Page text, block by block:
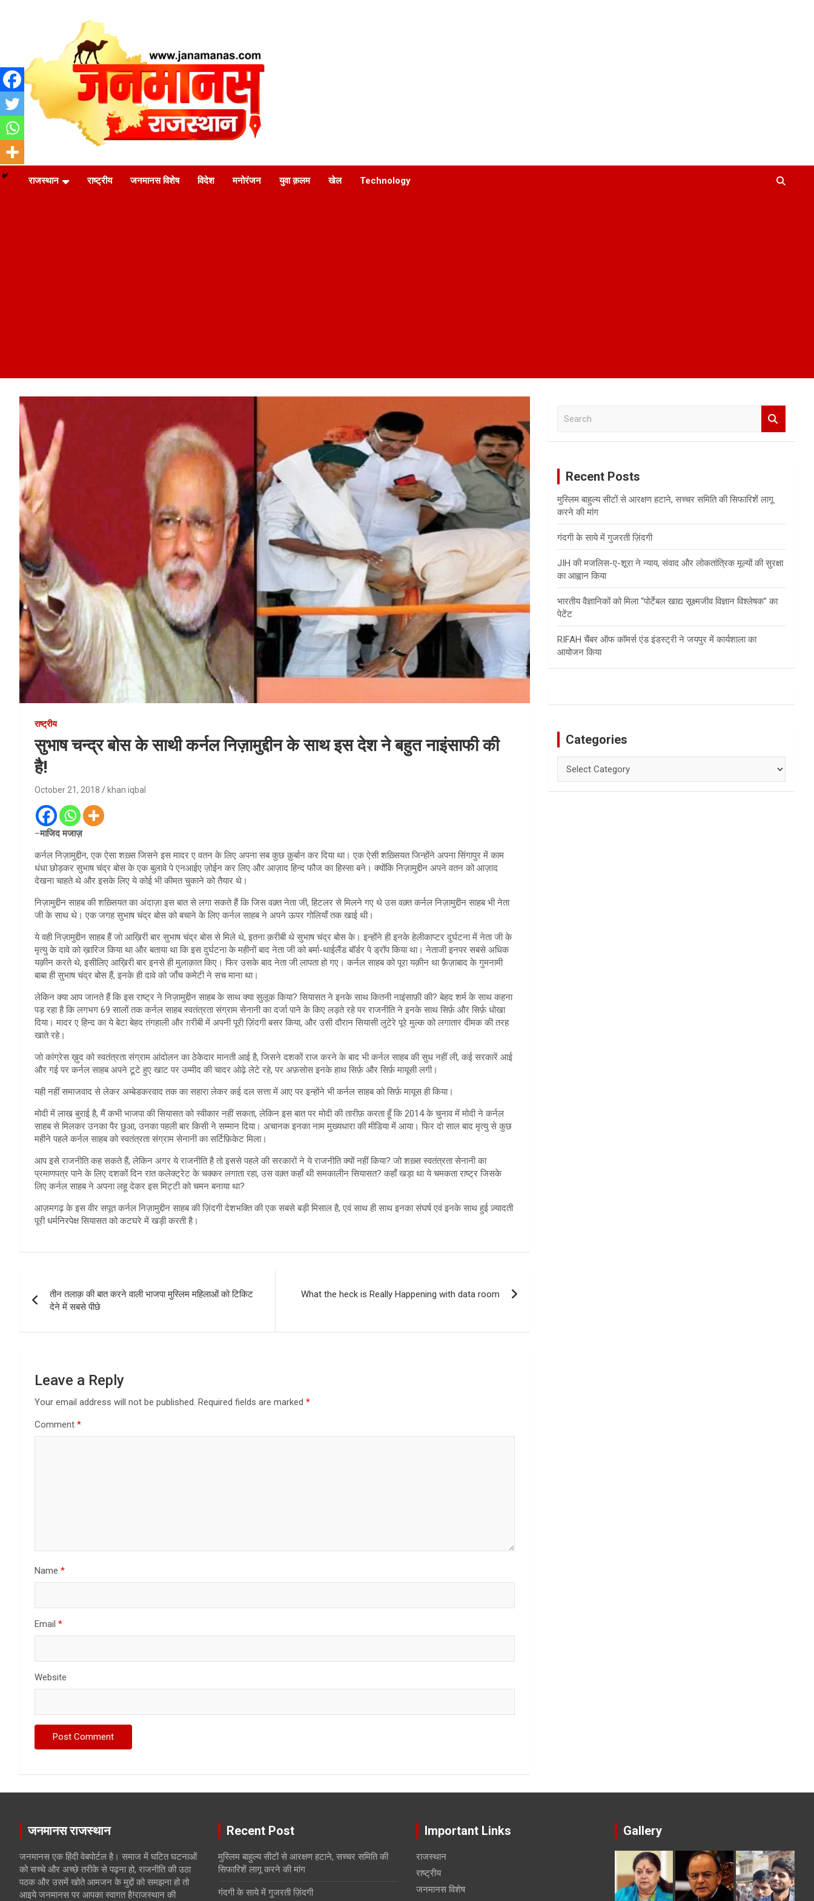
Janamanas.com
राजस्थान राष्ट्रीय जनमानस विशेष विदेश मनोरंजन युवा क़लम खेल Technology
राष्ट्रीय
सुभाष चन्द्र बोस के साथी कर्नल निज़ामुद्दीन के साथ इस देश ने बहुत नाइंसाफी की
है!
October 21, 2018 khan iqbal
–माजिद मजाज़
कर्नल निज़ामुद्दीन, एक ऐसा शख़्स जिसने इस मादर ए वतन के लिए अपना सब कुछ क़ुर्बान कर दिया था। एक ऐसी शख़्सियत जिन्होंने अपना सिंगापुर में काम
धंधा छोड़कर सुभाष चंद्र बोस के एक बुलावे पे एनआईए ज़ोईन कर लिए और आज़ाद हिन्द फौज का हिस्सा बने। क्योंकि निज़ामुद्दीन अपने वतन को आज़ाद
देखना चाहते थे और इसके लिए ये कोई भी कीमत चुकाने को तैयार थे।
निज़ामुद्दीन साहब की शख़्सियत का अंदाज़ा इस बात से लगा सकते हैं कि जिस वक़्त नेता जी, हिटलर से मिलने गए थे उस वक़्त कर्नल निज़ामुद्दीन साहब भी नेता
जी के साथ थे। एक जगह सुभाष चंद्र बोस को बचाने के लिए कर्नल साहब ने अपने ऊपर गोलियाँ तक खाई थी।
ये वही निज़ामुद्दीन साहब हैं जो आख़िरी बार सुभाष चंद्र बोस से मिले थे, इतना क़रीबी थे सुभाष चंद्र बोस के। इन्होंने ही इनके हेलीकाप्टर दुर्घटना में नेता जी के
मृत्यु के दावे को ख़ारिज किया था और बताया था कि इस दुर्घटना के महीनों बाद नेता जी को बर्मा-थाईलैंड बॉर्डर पे ड्रॉप किया था। नेताजी इनपर सबसे अधिक
यक़ीन करते थे, इसीलिए आख़िरी बार इनसे ही मुलाक़ात किए। फिर उसके बाद नेता जी लापता हो गए। कर्नल साहब को पूरा यक़ीन था फ़ैज़ाबाद के गुमनामी
बाबा ही सुभाष चंद्र बोस हैं, इनके ही दावे को जाँच कमेटी ने सच माना था।
लेकिन क्या आप जानते हैं कि इस राष्ट्र ने निज़ामुद्दीन साहब के साथ क्या सुलूक किया? सियासत ने इनके साथ कितनी नाइंसाफ़ी की? बेहद शर्म के साथ कहना
पड़ रहा है कि लगभग 69 सालों तक कर्नल साहब स्वतंत्रता संग्राम सेनानी का दर्जा पाने के किए लड़ते रहे पर राजनीति ने इनके साथ सिर्फ़ और सिर्फ़ धोखा
दिया। मादर ए हिन्द का ये बेटा बेहद तंगहाली और ग़रीबी में अपनी पूरी ज़िंदगी बसर किया, और उसी दौरान सियासी लुटेरे पूरे मुल्क को लगातार दीमक की तरह
खाते रहे।
जो कांग्रेस ख़ुद को स्वतंत्रता संग्राम आंदोलन का ठेकेदार मानती आई है, जिसने दशकों राज करने के बाद भी कर्नल साहब की सुध नहीं ली, कई सरकारें आई
और गई पर कर्नल साहब अपने टूटे हुए खाट पर उम्मीद की चादर ओढ़े लेटे रहे, पर अफ़सोस इनके हाथ सिर्फ़ और सिर्फ़ मायूसी लगी।
यही नहीं समाजवाद से लेकर अम्बेडकरवाद तक का सहारा लेकर कई दल सत्ता में आए पर इन्होंने भी कर्नल साहब को सिर्फ़ मायूस ही किया।
मोदी में लाख बुराई है, मैं कभी भाजपा की सियासत को स्वीकार नहीं सकता, लेकिन इस बात पर मोदी की तारीफ़ करता हूँ कि 2014 के चुनाव में मोदी ने कर्नल
साहब से मिलकर उनका पैर छुआ, उनका पहली बार किसी ने सम्मान दिया। अचानक इनका नाम मुख्यधारा की मीडिया में आया। फिर दो साल बाद मृत्यु से कुछ
महीने पहले कर्नल साहब को स्वतंत्रता संग्राम सेनानी का सर्टिफ़िकेट मिला।
आप इसे राजनीति कह सकते हैं, लेकिन अगर ये राजनीति है तो इससे पहले की सरकारों ने ये राजनीति क्यों नहीं किया? जो शख़्स स्वतंत्रता सेनानी का
प्रमाणपत्र पाने के लिए दशकों दिन रात कलेक्ट्रेट के चक्कर लगाता रहा, उस वक़्त कहाँ थी समकालीन सियासत? कहाँ खड़ा था ये चमकता राष्ट्र जिसके
लिए कर्नल साहब ने अपना लहू देकर इस मिट्टी को चमन बनाया था?
आज़मगढ़ के इस वीर सपूत कर्नल निज़ामुद्दीन साहब की ज़िंदगी देशभक्ति की एक सबसे बड़ी मिसाल है, एवं साथ ही साथ इनका संघर्ष एवं इनके साथ हुई ज़्यादती
पूरी धर्मनिरपेक्ष सियासत को कटघरे में खड़ी करती है।
navigation
तीन तलाक़ की बात करने वाली भाजपा मुस्लिम महिलाओं को टिकिट
देने में सबसे पीछे
What the heck is Really Happening with data room
Leave a Reply
Your email address will not be published. Required fields are marked *
Comment *
Name *
Email *
Website
Recent Posts
मुस्लिम बाहुल्य सीटों से आरक्षण हटाने, सच्चर समिति की सिफारिशें लागू
करने की मांग
गंदगी के साये में गुजरती ज़िंदगी
JIH की मजलिस-ए-शूरा ने न्याय, संवाद और लोकतांत्रिक मूल्यों की सुरक्षा
का आह्वान किया
भारतीय वैज्ञानिकों को मिला “पोर्टेबल खाद्य सूक्ष्मजीव विज्ञान विश्लेषक” का
पेटेंट
RIFAH चैंबर ऑफ कॉमर्स एंड इंडस्ट्री ने जयपुर में कार्यशाला का
आयोजन किया
Categories
जनमानस राजस्थान
जनमानस एक हिंदी वेबपोर्टल है। समाज में घटित घटनाओं
को सच्चे और अच्छे तरीके से पढ़ना हो, राजनीति की उठा
पठक और उसमें खोते आमजन के मुद्दों को समझना हो तो
आइये जनमानस पर आपका स्वागत है!राजस्थान की
Recent Post
मुस्लिम बाहुल्य सीटों से आरक्षण हटाने, सच्चर समिति की
सिफारिशें लागू करने की मांग
गंदगी के साये में गुजरती ज़िंदगी
Important Links
राजस्थान
राष्ट्रीय
जनमानस विशेष
Gallery